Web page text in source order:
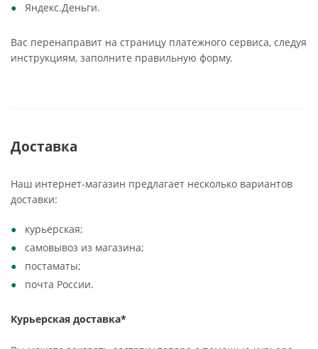
Яндекс.Деньги.
Вас перенаправит на страницу платежного сервиса, следуя
инструкциям, заполните правильную форму.
Доставка
Наш интернет-магазин предлагает несколько вариантов
доставки:
курьерская;
самовывоз из магазина;
постаматы;
почта России.
Курьерская доставка*